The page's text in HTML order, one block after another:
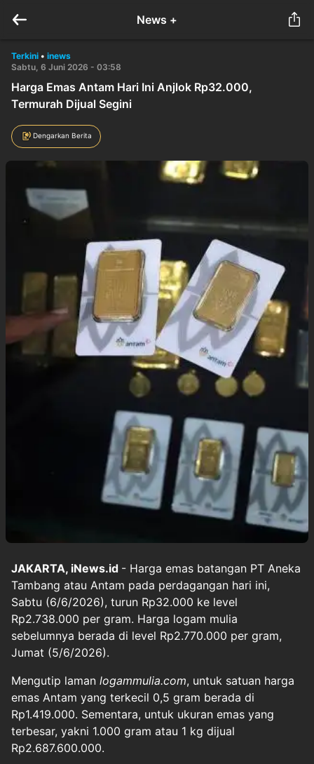
News +
Terkini • inews
Sabtu, 6 Juni 2026 - 03:58
Harga Emas Antam Hari Ini Anjlok Rp32.000,
Termurah Dijual Segini
Dengarkan Berita
JAKARTA, iNews.id - Harga emas batangan PT Aneka
Tambang atau Antam pada perdagangan hari ini,
Sabtu (6/6/2026), turun Rp32.000 ke level
Rp2.738.000 per gram. Harga logam mulia
sebelumnya berada di level Rp2.770.000 per gram,
Jumat (5/6/2026).
Mengutip laman logammulia.com, untuk satuan harga
emas Antam yang terkecil 0,5 gram berada di
Rp1.419.000. Sementara, untuk ukuran emas yang
terbesar, yakni 1.000 gram atau 1 kg dijual
Rp2.687.600.000.